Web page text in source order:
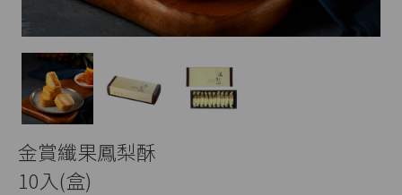
金賞纖果鳳梨酥
10入(盒)